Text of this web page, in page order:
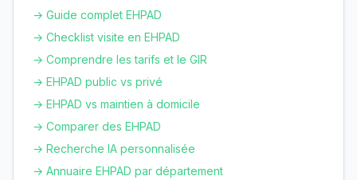
→ Guide complet EHPAD
→ Checklist visite en EHPAD
→ Comprendre les tarifs et le GIR
→ EHPAD public vs privé
→ EHPAD vs maintien à domicile
→ Comparer des EHPAD
→ Recherche IA personnalisée
→ Annuaire EHPAD par département